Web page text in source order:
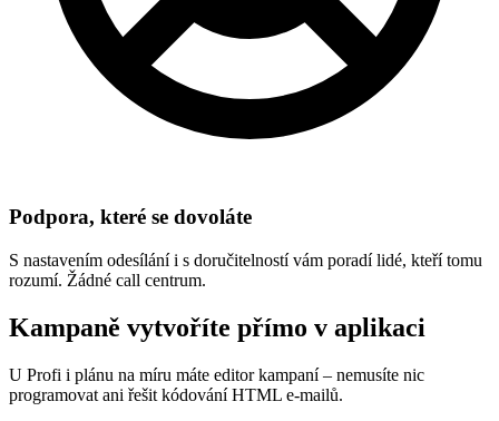
Podpora, které se dovoláte
S nastavením odesílání i s doručitelností vám poradí lidé, kteří tomu
rozumí. Žádné call centrum.
Kampaně vytvoříte přímo v aplikaci
U Profi i plánu na míru máte editor kampaní – nemusíte nic
programovat ani řešit kódování HTML e-mailů.